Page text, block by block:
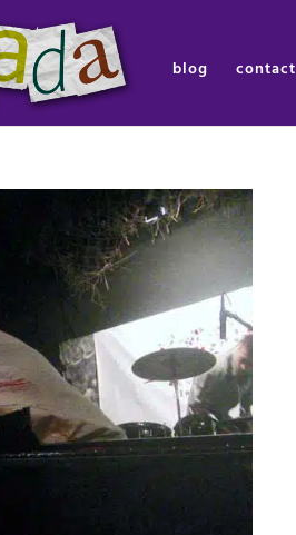
blog contact